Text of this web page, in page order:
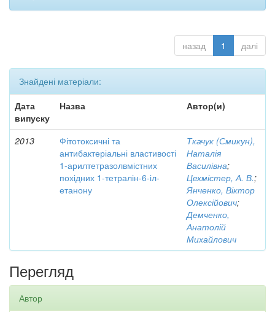
назад 1 далі
Знайдені матеріали:
Дата
випуску
Назва Автор(и)
2013
Фітотоксичні та
антибактеріальні властивості
1-арилтетразолвмістних
похідних 1-тетралін-6-іл-
етанону
Ткачук (Смикун),
Наталія
Василівна;
Цехмістер, А. В.;
Янченко, Віктор
Олексійович;
Демченко,
Анатолій
Михайлович
Перегляд
Автор